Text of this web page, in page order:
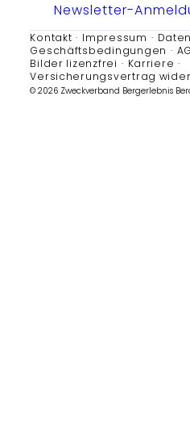
Newsletter-
Kontakt Impressum
Geschäftsbedingungen
Bilder lizenzfrei
Karriere
Versicherungsvertrag
© 2026 Zweckverband Bergerlebnis